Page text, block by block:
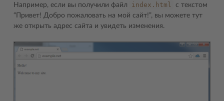
Например, если вы получили файл index.html
с текстом
“Привет! Добро пожаловать на мой сайт!”, вы можете тут
же открыть адрес сайта и увидеть изменения.